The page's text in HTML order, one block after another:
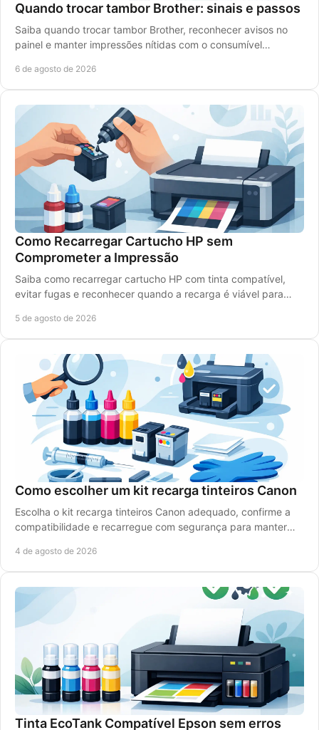
Quando trocar tambor Brother: sinais e passos
Saiba quando trocar tambor Brother, reconhecer avisos no
painel e manter impressões nítidas com o consumível
6 de agosto de 2026
Como Recarregar Cartucho HP sem
Comprometer a Impressão
Saiba como recarregar cartucho HP com tinta compatível,
evitar fugas e reconhecer quando a recarga é viável para
5 de agosto de 2026
Como escolher um kit recarga tinteiros Canon
Escolha o kit recarga tinteiros Canon adequado, confirme a
compatibilidade e recarregue com segurança para manter
4 de agosto de 2026
Tinta EcoTank Compatível Epson sem erros